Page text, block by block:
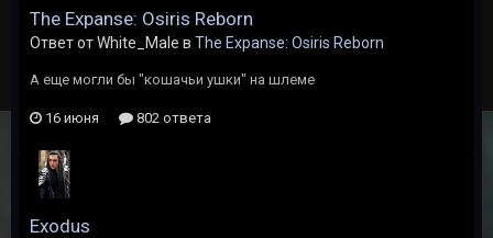
The Expanse: Osiris Reborn
Ответ от White_Male в The Expanse: Osiris Reborn
А еще могли бы "кошачьи ушки" на шлеме
16 июня 802 ответа
Exodus